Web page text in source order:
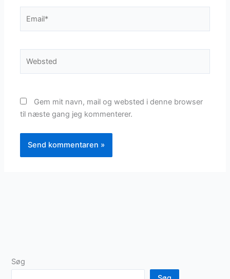
Gem mit navn, mail og websted i denne browser
til næste gang jeg kommenterer.
Søg